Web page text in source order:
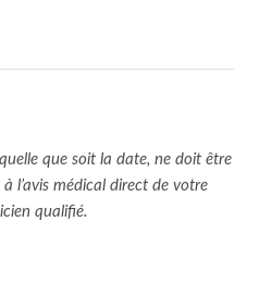
que soit la date, ne doit être
l’avis médical direct de votre
qualifié.